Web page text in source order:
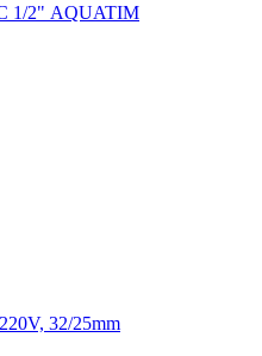
1/2" AQUATIM
32/25mm